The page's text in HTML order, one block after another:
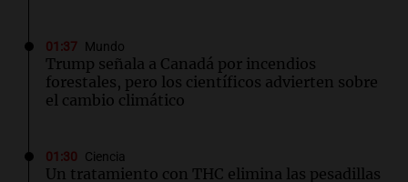
01:37 Mundo
Trump señala a Canadá por incendios
forestales, pero los científicos advierten sobre
el cambio climático
01:30 Ciencia
Un tratamiento con THC elimina las pesadillas